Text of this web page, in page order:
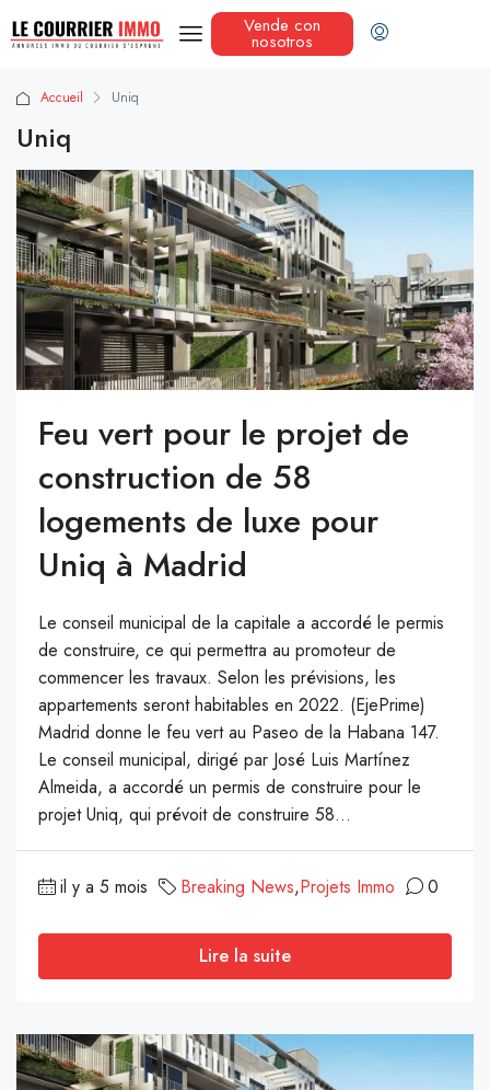
Vende con
nosotros
Accueil Uniq
Uniq
Feu vert pour le projet de
construction de 58
logements de luxe pour
Uniq à Madrid
Le conseil municipal de la capitale a accordé le permis
de construire, ce qui permettra au promoteur de
commencer les travaux. Selon les prévisions, les
appartements seront habitables en 2022. (EjePrime)
Madrid donne le feu vert au Paseo de la Habana 147.
Le conseil municipal, dirigé par José Luis Martínez
Almeida, a accordé un permis de construire pour le
projet Uniq, qui prévoit de construire 58...
il y a 5 mois Breaking News,Projets Immo 0
Lire la suite